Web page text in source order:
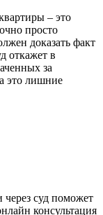
– это
просто
доказать факт
откажет в
за
это лишние
суд поможет
консультация